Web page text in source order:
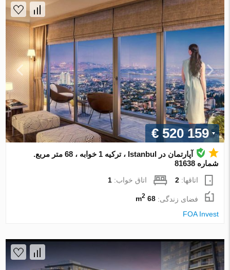
€ 520 159
آپارتمان در Istanbul ، ترکیه 1 خوابه ، 68 متر مربع.
شماره 81638
اتاقها:2 اتاق خواب:1
فضای زندگی:68 m
2
FOA Invest